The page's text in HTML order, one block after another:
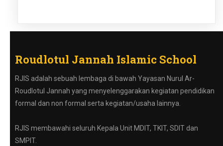
Roudlotul Jannah Islamic School
RJIS adalah sebuah lembaga di bawah Yayasan Nurul Ar-
Roudlotul Jannah yang menyelenggarakan kegiatan pendidikan
formal dan non formal serta kegiatan/usaha lainnya.
RJIS membawahi seluruh Kepala Unit MDIT, TKIT, SDIT dan
SMPIT.